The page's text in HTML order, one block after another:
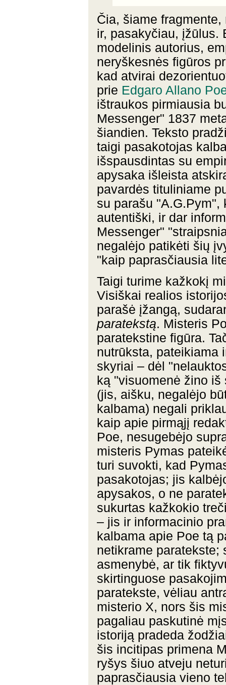
Čia, šiame
ir, pasakyčiau, įžūlus.
modelinis autorius,
neryškesnės figūros
kad atvirai
prie Edgaro Allano
ištraukos pirmiausia
Messenger" 1837
šiandien. Teksto
taigi pasakotojas
išspausdintas su
apysaka išleista
pavardės tituliniame
su parašu
autentiški, ir dar
Messenger"
negalėjo patikėti šių
"kaip paprasčiausia
Taigi turime kažkokį
Visiškai realios
parašė įžangą,
paratekstą. Misteris
paratekstine figūra.
nutrūksta, pateikiama
skyriai – dėl
ką "visuomenė žino iš
(jis, aišku, negalėjo
kalbama) negali
kaip apie pirmąjį
Poe, nesugebėjo
misteris Pymas
turi suvokti, kad
pasakotojas; jis
apysakos, o ne
sukurtas kažkokio
– jis ir informacinio
kalbama apie Poe tą
netikrame paratekste;
asmenybė, ar tik
skirtinguose
paratekste, vėliau
misterio X, nors šis
pagaliau paskutinė
istoriją pradeda
šis incitipas primena
ryšys šiuo atveju
paprasčiausia vieno